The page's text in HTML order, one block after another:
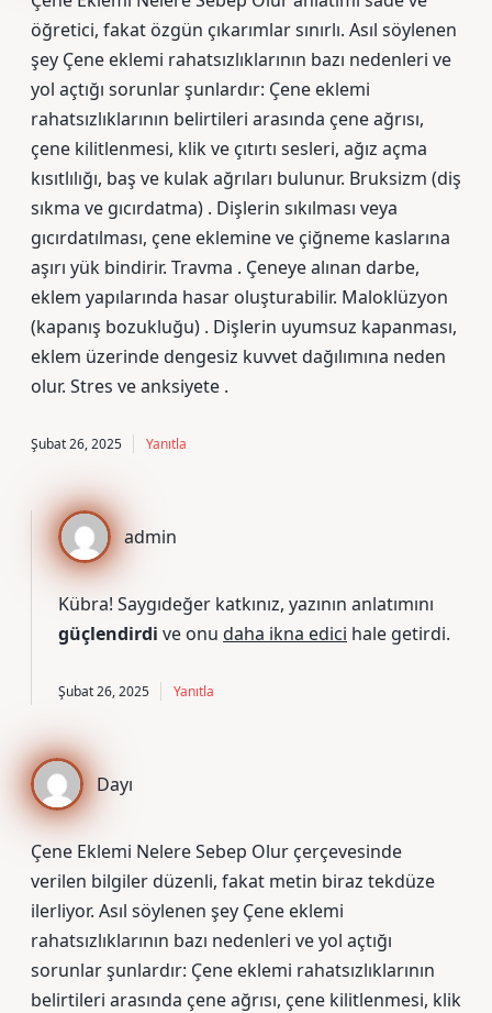
öğretici, fakat özgün çıkarımlar sınırlı. Asıl söylenen
şey Çene eklemi rahatsızlıklarının bazı nedenleri ve
yol açtığı sorunlar şunlardır: Çene eklemi
rahatsızlıklarının belirtileri arasında çene ağrısı,
çene kilitlenmesi, klik ve çıtırtı sesleri, ağız açma
kısıtlılığı, baş ve kulak ağrıları bulunur. Bruksizm (diş
sıkma ve gıcırdatma) . Dişlerin sıkılması veya
gıcırdatılması, çene eklemine ve çiğneme kaslarına
aşırı yük bindirir. Travma . Çeneye alınan darbe,
eklem yapılarında hasar oluşturabilir. Maloklüzyon
(kapanış bozukluğu) . Dişlerin uyumsuz kapanması,
eklem üzerinde dengesiz kuvvet dağılımına neden
olur. Stres ve anksiyete .
Şubat 26, 2025 Yanıtla
admin
Kübra! Saygıdeğer katkınız, yazının anlatımını
güçlendirdi ve onu daha ikna edici hale getirdi.
Şubat 26, 2025 Yanıtla
Dayı
Çene Eklemi Nelere Sebep Olur çerçevesinde
verilen bilgiler düzenli, fakat metin biraz tekdüze
ilerliyor. Asıl söylenen şey Çene eklemi
rahatsızlıklarının bazı nedenleri ve yol açtığı
sorunlar şunlardır: Çene eklemi rahatsızlıklarının
belirtileri arasında çene ağrısı, çene kilitlenmesi, klik